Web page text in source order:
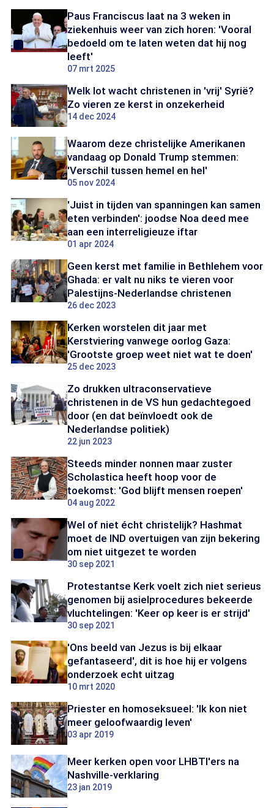
Paus Franciscus laat na 3 weken in
ziekenhuis weer van zich horen: 'Vooral
bedoeld om te laten weten dat hij nog
leeft'
07 mrt 2025
Welk lot wacht christenen in 'vrij' Syrië?
Zo vieren ze kerst in onzekerheid
14 dec 2024
Waarom deze christelijke Amerikanen
vandaag op Donald Trump stemmen:
'Verschil tussen hemel en hel'
05 nov 2024
'Juist in tijden van spanningen kan samen
eten verbinden': joodse Noa deed mee
aan een interreligieuze iftar
01 apr 2024
Geen kerst met familie in Bethlehem voor
Ghada: er valt nu niks te vieren voor
Palestijns-Nederlandse christenen
26 dec 2023
Kerken worstelen dit jaar met
Kerstviering vanwege oorlog Gaza:
'Grootste groep weet niet wat te doen'
25 dec 2023
Zo drukken ultraconservatieve
christenen in de VS hun gedachtegoed
door (en dat beïnvloedt ook de
Nederlandse politiek)
22 jun 2023
Steeds minder nonnen maar zuster
Scholastica heeft hoop voor de
toekomst: 'God blijft mensen roepen'
04 aug 2022
Wel of niet écht christelijk? Hashmat
moet de IND overtuigen van zijn bekering
om niet uitgezet te worden
30 sep 2021
Protestantse Kerk voelt zich niet serieus
genomen bij asielprocedures bekeerde
vluchtelingen: 'Keer op keer is er strijd'
30 sep 2021
'Ons beeld van Jezus is bij elkaar
gefantaseerd', dit is hoe hij er volgens
onderzoek echt uitzag
10 mrt 2020
Priester en homoseksueel: 'Ik kon niet
meer geloofwaardig leven'
03 apr 2019
Meer kerken open voor LHBTI'ers na
Nashville-verklaring
23 jan 2019